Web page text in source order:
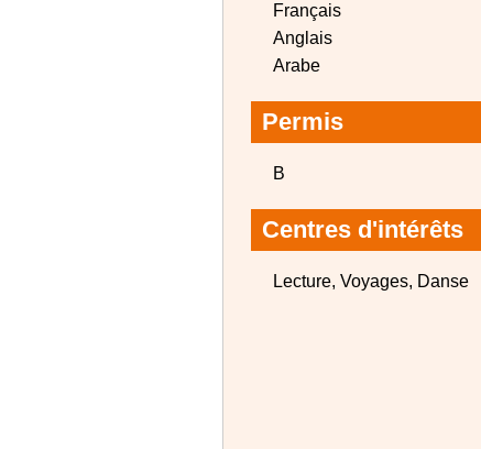
Français
Anglais
Arabe
Permis
B
Centres d'intérêts
Lecture, Voyages, Danse